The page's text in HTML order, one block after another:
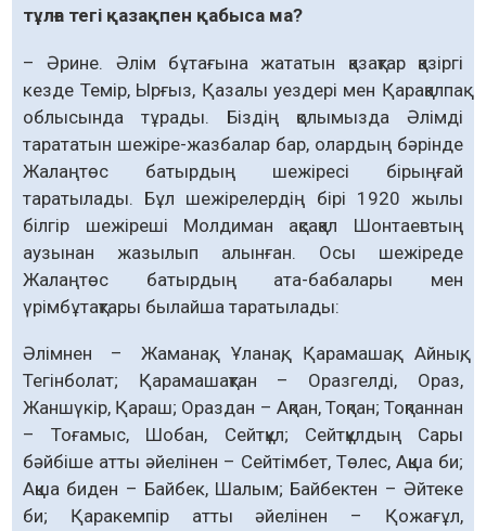
тұлға тегі қазақпен қабыса ма?
– Әрине. Әлім бұтағына жататын қазақтар қазіргі
кезде Темір, Ырғыз, Қазалы уездері мен Қарақалпақ
облысында тұрады. Біздің қолымызда Әлімді
тарататын шежіре-жазбалар бар, олардың бәрінде
Жалаңтөс батырдың шежіресі бірыңғай
таратылады. Бұл шежірелердің бірі 1920 жылы
білгір шежіреші Молдиман ақсақал Шонтаевтың
аузынан жазылып алынған. Осы шежіреде
Жалаңтөс батырдың ата-бабалары мен
үрімбұтақтары былайша таратылады:
Әлімнен – Жаманақ, Ұланақ, Қарамашақ, Айнық,
Тегінболат; Қарамашақтан – Оразгелді, Ораз,
Жаншүкір, Қараш; Ораздан – Ақпан, Тоқпан; Тоқпаннан
– Тоғамыс, Шобан, Сейтқұл; Сейтқұлдың Сары
бәйбіше атты әйелінен – Сейтімбет, Төлес, Ақша би;
Ақша биден – Байбек, Шалым; Байбектен – Әйтеке
би; Қаракемпір атты әйелінен – Қожағұл,